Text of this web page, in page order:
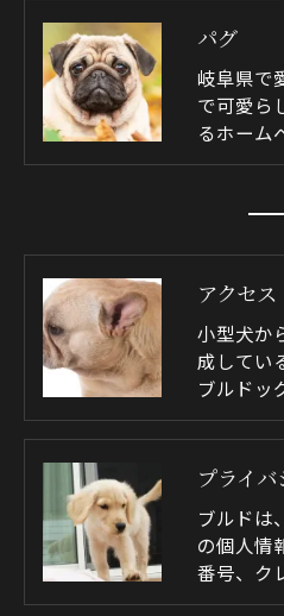
パグ
岐阜県で
で可愛ら
るホーム
アクセス
小型犬か
成してい
ブルドッ
プライ
ブルドは
の個人情
番号、ク